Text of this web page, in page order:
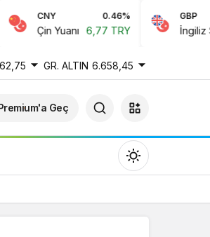
CNY 0.46%
Çin Yuanı 6,77 TRY
GBP
İngiliz
GR. ALTIN 6.658,45
Geç